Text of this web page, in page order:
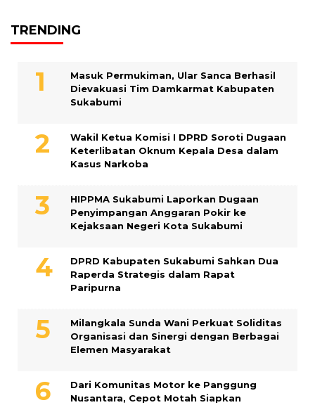
TRENDING
Masuk Permukiman, Ular Sanca Berhasil
Dievakuasi Tim Damkarmat Kabupaten
Sukabumi
Wakil Ketua Komisi I DPRD Soroti Dugaan
Keterlibatan Oknum Kepala Desa dalam
Kasus Narkoba
HIPPMA Sukabumi Laporkan Dugaan
Penyimpangan Anggaran Pokir ke
Kejaksaan Negeri Kota Sukabumi
DPRD Kabupaten Sukabumi Sahkan Dua
Raperda Strategis dalam Rapat
Paripurna
Milangkala Sunda Wani Perkuat Soliditas
Organisasi dan Sinergi dengan Berbagai
Elemen Masyarakat
Dari Komunitas Motor ke Panggung
Nusantara, Cepot Motah Siapkan